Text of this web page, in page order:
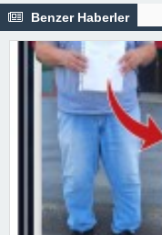
Benzer Haberler